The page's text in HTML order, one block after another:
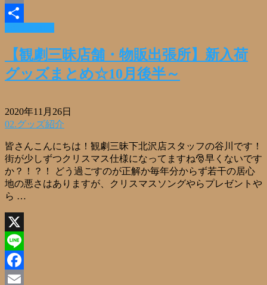
Email
共
【観劇三昧店舗・物販出張所】新入荷
グッズまとめ☆10月後半～
2020年11月26日
02.グッズ紹介
皆さんこんにちは！観劇三昧下北沢店スタッフの谷川です！
街が少しずつクリスマス仕様になってますね🎅早くないです
か？！？！ どう過ごすのが正解か毎年分からず若干の居心
地の悪さはありますが、クリスマスソングやらプレゼントや
ら …
X
Line
Facebook